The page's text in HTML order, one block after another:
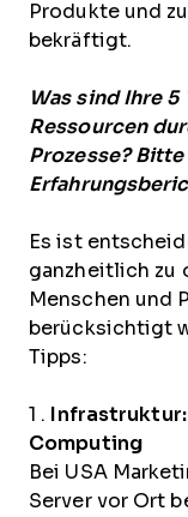
Produkte und
bekräftigt.
Was sind Ihre
Ressourcen
Prozesse?
Es ist
ganzheitlich zu
Menschen und
berücksichtigt
Tipps:
1 .
Computing
Bei USA
Server vor Ort